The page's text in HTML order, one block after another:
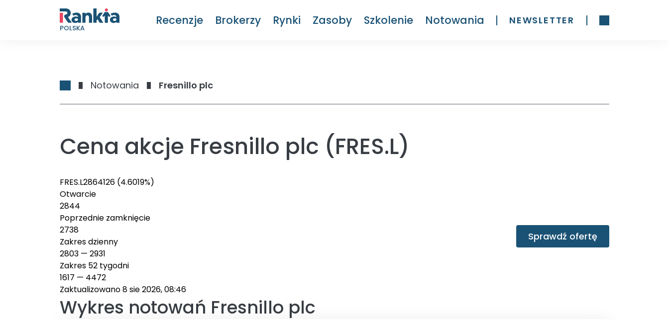
POLSKA
Recenzje Brokerzy Rynki Zasoby Szkolenie Notowania NEWSLETTER
Notowania Fresnillo plc
Cena akcje Fresnillo plc (FRES.L)
FRES.L2864126 (4.6019%)
Otwarcie
2844
Poprzednie zamknięcie
2738
Zakres dzienny
2803 — 2931
Zakres 52 tygodni
1617 — 4472
Zaktualizowano 8 sie 2026, 08:46
Sprawdź ofertę
Wykres notowań Fresnillo plc